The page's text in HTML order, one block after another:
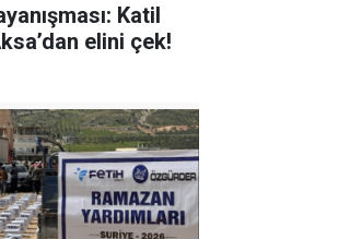
Katil
elini çek!